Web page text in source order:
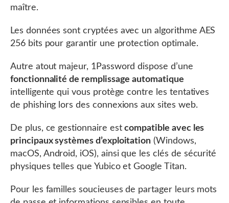
maître.
Les données sont cryptées avec un algorithme AES
256 bits pour garantir une protection optimale.
Autre atout majeur, 1Password dispose d’une
fonctionnalité de remplissage automatique
intelligente qui vous protège contre les tentatives
de phishing lors des connexions aux sites web.
De plus, ce gestionnaire estcompatible avec les
principaux systèmes d’exploitation (Windows,
macOS, Android, iOS), ainsi que les clés de sécurité
physiques telles que Yubico et Google Titan.
Pour les familles soucieuses de partager leurs mots